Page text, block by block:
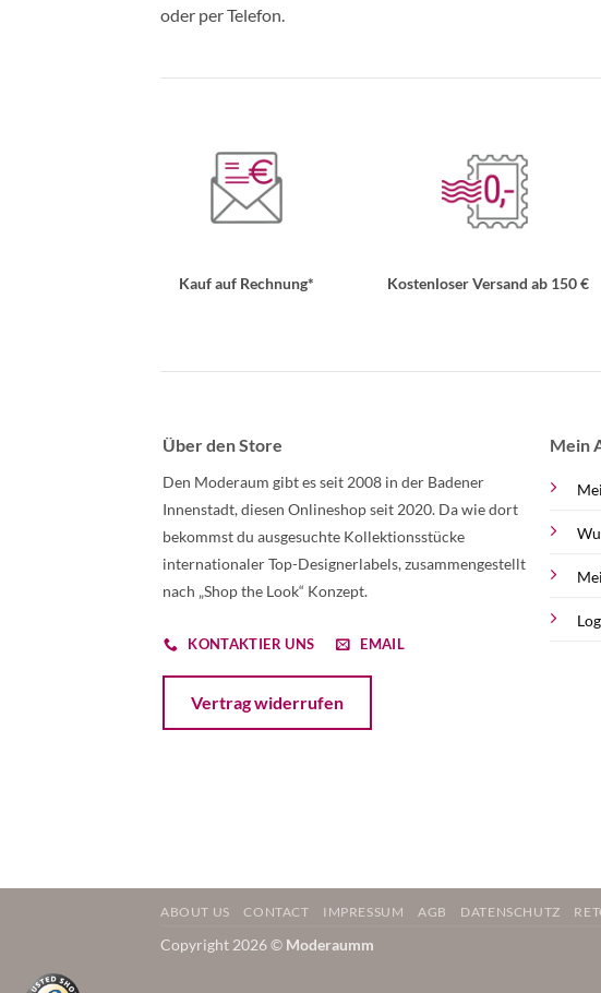
oder per Telefon.
Kauf auf Rechnung*
Kostenloser Versand ab 150 €
Über den Store
Den Moderaum gibt es seit 2008 in der Badener
Innenstadt, diesen Onlineshop seit 2020. Da wie dort
bekommst du ausgesuchte Kollektionsstücke
internationaler Top-Designerlabels, zusammengestellt
nach „Shop the Look“ Konzept.
KONTAKTIER UNS EMAIL
Vertrag widerrufen
Mein
ABOUT US CONTACT IMPRESSUM AGB DATENSCHUTZ
Copyright 2026 © Moderaumm
Weitere Informationen über den gesperrten Inhalt.